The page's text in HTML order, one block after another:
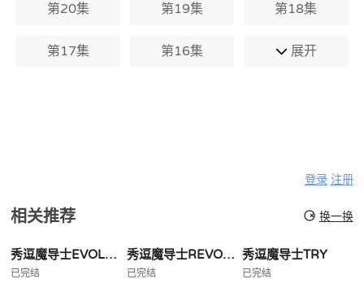
第20集 第19集 第18集
第17集 第16集 展开
登录 注册
相关推荐 换一换
秀逗魔导士EVOLUTIONR
已完结
秀逗魔导士REVOLUTION
已完结
秀逗魔导士TRY
已完结